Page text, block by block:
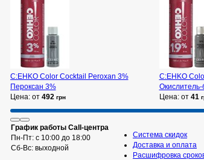
C:EHKO Color Cocktail Peroxan 3%
Пероксан 3%
Цена: от 492 грн
C:EHKO
Цена: от 41
График работы Call-центра
Пн-Пт: с 10:00 до 18:00
Сб-Вс: выходной
Система скидок
Доставка и оплата
Расшифровка